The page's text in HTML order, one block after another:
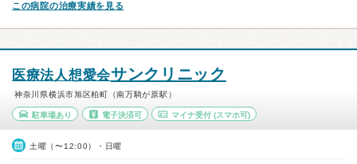
この病院の治療実績を見る
医療法人想愛会サンクリニック
神奈川県横浜市旭区柏町（南万騎が原駅）
駐車場あり 電子決済可 マイナ受付 (スマホ可)
土曜（〜12:00）・日曜